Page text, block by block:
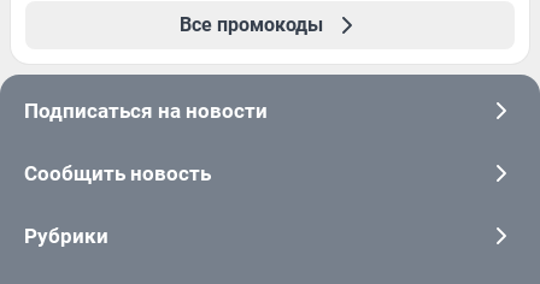
Все промокоды
Подписаться на новости
Сообщить новость
Рубрики